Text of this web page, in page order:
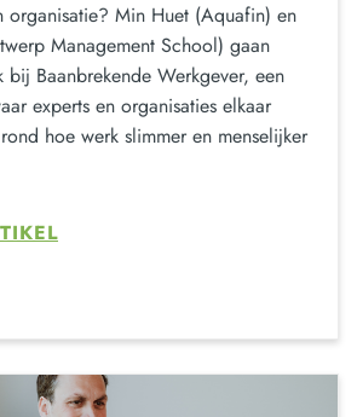
organisatie? Min Huet (Aquafin) en
Management School) gaan
bij Baanbrekende Werkgever, een
experts en organisaties elkaar
hoe werk slimmer en menselijker